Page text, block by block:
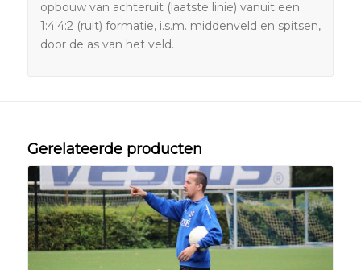
opbouw van achteruit (laatste linie) vanuit een
1:4:4:2 (ruit) formatie, i.s.m. middenveld en spitsen,
door de as van het veld.
Gerelateerde producten